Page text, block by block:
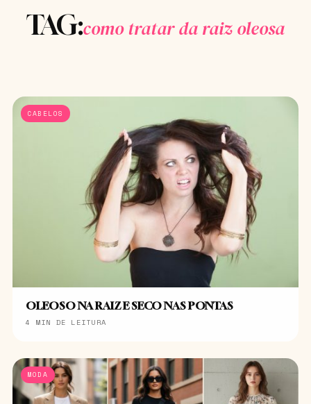
TAG:como tratar da raiz oleosa
CABELOS
OLEOSO NA RAIZ E SECO NAS PONTAS
4 MIN DE LEITURA
MODA